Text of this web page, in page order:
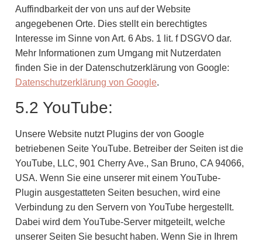
Auffindbarkeit der von uns auf der Website
angegebenen Orte. Dies stellt ein berechtigtes
Interesse im Sinne von Art. 6 Abs. 1 lit. f DSGVO dar.
Mehr Informationen zum Umgang mit Nutzerdaten
finden Sie in der Datenschutzerklärung von Google:
Datenschutzerklärung von Google.
5.2 YouTube:
Unsere Website nutzt Plugins der von Google
betriebenen Seite YouTube. Betreiber der Seiten ist die
YouTube, LLC, 901 Cherry Ave., San Bruno, CA 94066,
USA. Wenn Sie eine unserer mit einem YouTube-
Plugin ausgestatteten Seiten besuchen, wird eine
Verbindung zu den Servern von YouTube hergestellt.
Dabei wird dem YouTube-Server mitgeteilt, welche
unserer Seiten Sie besucht haben. Wenn Sie in Ihrem